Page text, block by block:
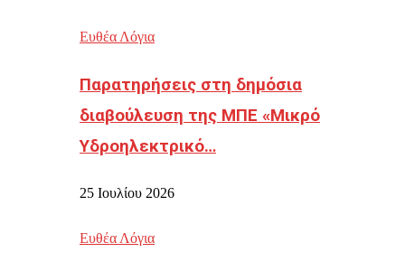
Ευθέα Λόγια
Παρατηρήσεις στη δημόσια
διαβούλευση της ΜΠΕ «Μικρό
Υδροηλεκτρικό…
25 Ιουλίου 2026
Ευθέα Λόγια